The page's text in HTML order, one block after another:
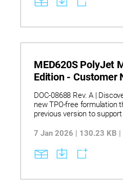
MED620S PolyJet
Edition - Customer
DOC-08688 Rev. A |
new TPO‑free formulation
previous version to
printing behavior. Learn how seamless RFID
recognized exactly like the
required steps—loading,
optimization—ensuring
7 Jan 2026 | 130.23 KB |